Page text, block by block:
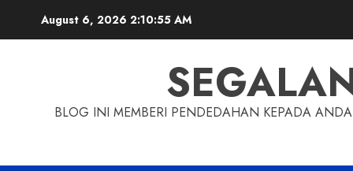
August 6, 2026 2:10:56 AM
BLOG INI MEMBERI PENDEDAHAN KEPADA